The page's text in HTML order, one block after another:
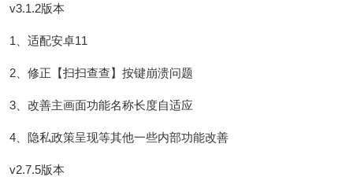
v3.1.2版本
1、适配安卓11
2、修正【扫扫查查】按键崩溃问题
3、改善主画面功能名称长度自适应
4、隐私政策呈现等其他一些内部功能改善
v2.7.5版本